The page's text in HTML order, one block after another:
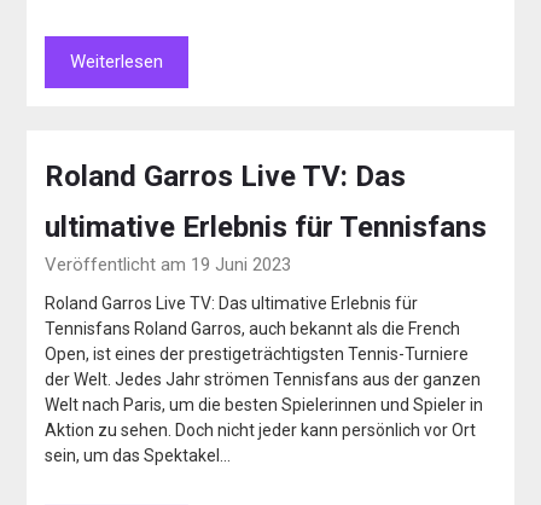
Weiterlesen
Roland Garros Live TV: Das
ultimative Erlebnis für Tennisfans
Veröffentlicht am 19 Juni 2023
Roland Garros Live TV: Das ultimative Erlebnis für
Tennisfans Roland Garros, auch bekannt als die French
Open, ist eines der prestigeträchtigsten Tennis-Turniere
der Welt. Jedes Jahr strömen Tennisfans aus der ganzen
Welt nach Paris, um die besten Spielerinnen und Spieler in
Aktion zu sehen. Doch nicht jeder kann persönlich vor Ort
sein, um das Spektakel…